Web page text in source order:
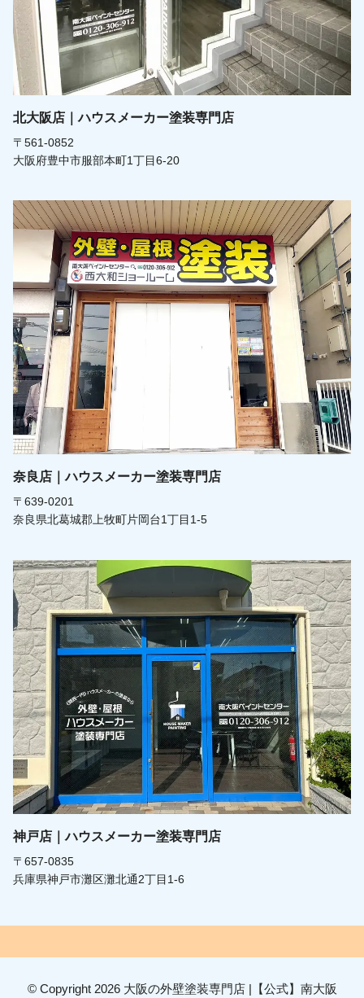
北大阪店｜ハウスメーカー塗装専門店
〒561-0852
大阪府豊中市服部本町1丁目6-20
奈良店｜ハウスメーカー塗装専門店
〒639-0201
奈良県北葛城郡上牧町片岡台1丁目1-5
神戸店｜ハウスメーカー塗装専門店
〒657-0835
兵庫県神戸市灘区灘北通2丁目1-6
© Copyright 2026 大阪の外壁塗装専門店 |【公式】南大阪